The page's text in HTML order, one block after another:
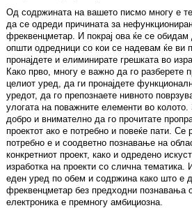
Од содржината на вашето писмо многу е
да се одреди причината за
фреквенцметар. И покрај ова ќе се
општи одредници со кои се надевам ќе ви
пронајдете и елиминирате грешката во
Како прво, многу е важно да го разберете
целиот уред, да ги пронајдете
уредот, да го препознаете нивното
улогата на поважните елементи во
добро и внимателно да го прочитате
проектот ако е потребно и повеќе пати. Се
потребно е и соодветно познавање на
конкретниот проект, како и одредено
изработка на проекти со слична тематика.
еден уред по обем и содржина како што е
фреквенцметар без предходни познавања
електроника е премногу амбициозна.